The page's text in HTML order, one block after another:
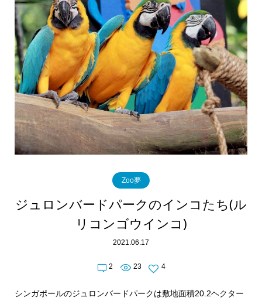
Zoo夢
ジュロンバードパークのインコたち(ル
リコンゴウインコ)
2021.06.17
2 23 4
シンガポールのジュロンバードパークは敷地面積20.2ヘクター